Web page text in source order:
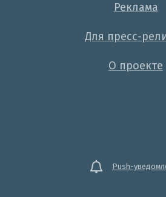
Реклама
Для пресс-
О проекте
Push-